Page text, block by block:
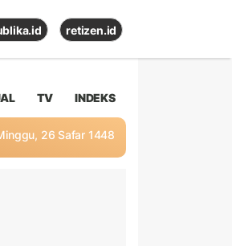
retizen.id
TV INDEKS
26 Safar 1448